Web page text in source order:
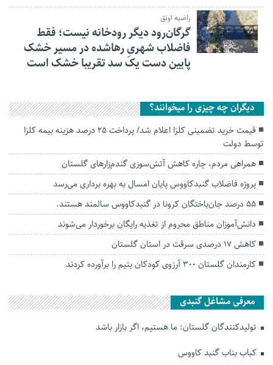
راضیه اونق
گرگان‌رود دیگر رودخانه نیست؛ فقط
فاضلاب شهریِ رهاشده در مسیر خشک
پایین دست یک سد تقریبا خشک است
دیگران چه چیزی را میخوانند؟
قیمت خرید تضمینی کلزا اعلام شد/ پرداخت ۲۵ درصد هزینه بیمه کلزا
توسط دولت
همراهی مردم، چاره کاهش آتش‌سوزی گندم‌زارهای گلستان
پروژه فاضلاب گنبدکاووس پایان امسال به بهره برداری می‌رسد
۵۵ درصد جان‌باختگان کرونا در گنبدکاووس سالمند هستند.
دانش‌آموزان مناطق محروم از تغذیه رایگان برخوردار می‌شوند
کاهش ۱۷ درصدی سرقت در استان گلستان
کارمندان گلستان ۳۰۰ آرزوی کودکان یتیم را برآورده کردند
معرفی مشاغل گنبدی
تولیدکنندگان گلستان: ما هستیم، اگر بازار باشد
کباب بناب گنبد کاووس